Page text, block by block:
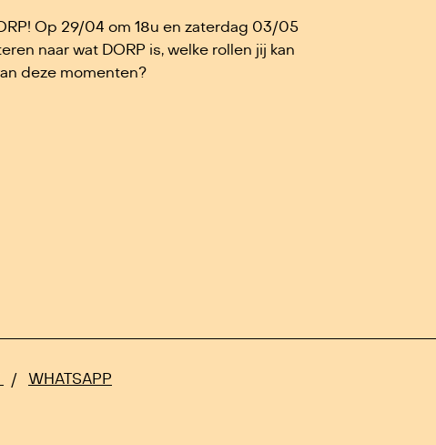
Op 29/04 om 18u en zaterdag 03/05
naar wat DORP is, welke rollen jij kan
deze momenten?
/ WHATSAPP